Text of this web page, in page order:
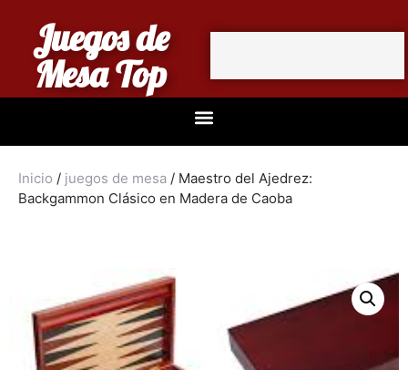
Juegos de
Mesa Top
Inicio / juegos de mesa / Maestro del Ajedrez:
Backgammon Clásico en Madera de Caoba